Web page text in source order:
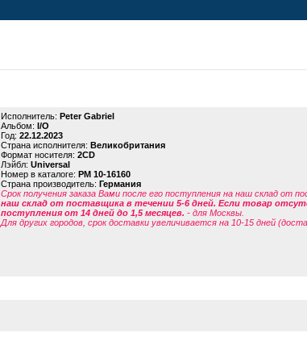
Исполнитель: Peter Gabriel
Альбом: I/O
Год: 22.12.2023
Страна исполнителя: Великобритания
Формат носителя: 2CD
Лэйбл: Universal
Номер в каталоге: PM 10-16160
Страна производитель: Германия
Срок получения заказа Вами после его поступления на наш склад от
наш склад от поставщика в течении 5-6 дней. Если товар
поступления от 14 дней до 1,5 месяцев. - для Москвы.
Для других городов, срок доставки увеличивается на 10-15 дней